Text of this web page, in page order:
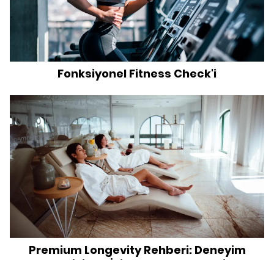
Fonksiyonel Fitness Check'i
Premium Longevity Rehberi: Deneyim